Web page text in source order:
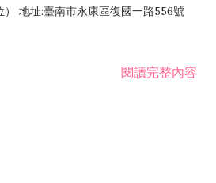
） 地址:臺南市永康區復國一路556號
閱讀完整內容